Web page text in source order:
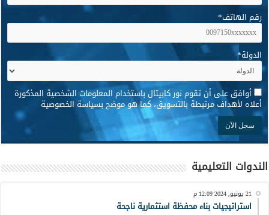
رقم الهاتف*
الدولة*
* أوافق على أن تقوم نور كابيتال باستخدام المعلومات الشخصية المذكورة
أعلاه لأهداف مرتبطة بالتسويق، كما هو موضح بسياسة الخصوصية
الندوات التعليمية
21 يونيو, 2024 12:09 م
استراتيجيات بناء محفظة استثمارية ناجحة